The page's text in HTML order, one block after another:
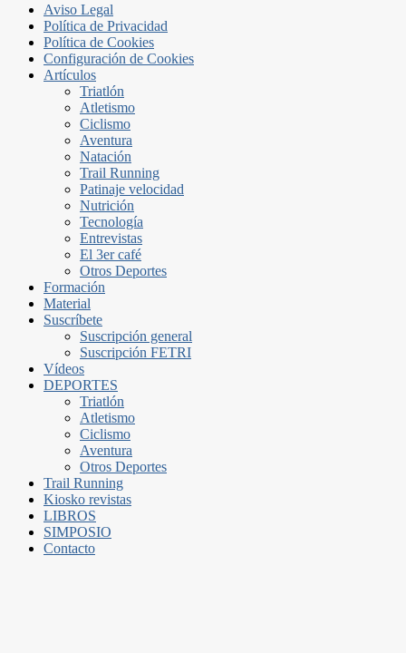
Aviso Legal
Política de Privacidad
Política de Cookies
Configuración de Cookies
Artículos
Triatlón
Atletismo
Ciclismo
Aventura
Natación
Trail Running
Patinaje velocidad
Nutrición
Tecnología
Entrevistas
El 3er café
Otros Deportes
Formación
Material
Suscríbete
Suscripción general
Suscripción FETRI
Vídeos
DEPORTES
Triatlón
Atletismo
Ciclismo
Aventura
Otros Deportes
Trail Running
Kiosko revistas
LIBROS
SIMPOSIO
Contacto